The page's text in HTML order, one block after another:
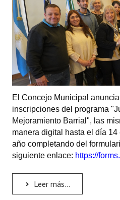
Informes de Gestión
Proyectos Presentados
Dictámenes Asesoría Letrada
Actas de Sesión
Informes de Unidad
Ejecución Presupuestaria
Actas de Audiencias Públicas
NORMATIVA
Comunicaciones
Declaraciones
El Concejo Municipal
inscripciones del programa
Mejoramiento Barrial", las
manera digital hasta el día
año completando del
siguiente enlace: https://
Leer más...